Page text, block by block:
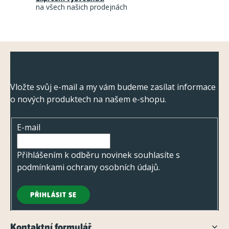
v
y
v
p
i
s
na všech našich prodejnách
Vložte svůj e-mail a my vám budeme zasílat informace
o nových produktech na našem e-shopu.
E-mail
Přihlášením k odběru novinek souhlasíte s
podmínkami ochrany osobních údajů.
PŘIHLÁSIT SE